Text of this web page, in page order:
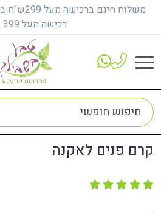
משלוח
רכישה מעל 399 ש"ח
טיפול בבעיות עור קרם
קרם פנים לאקנה